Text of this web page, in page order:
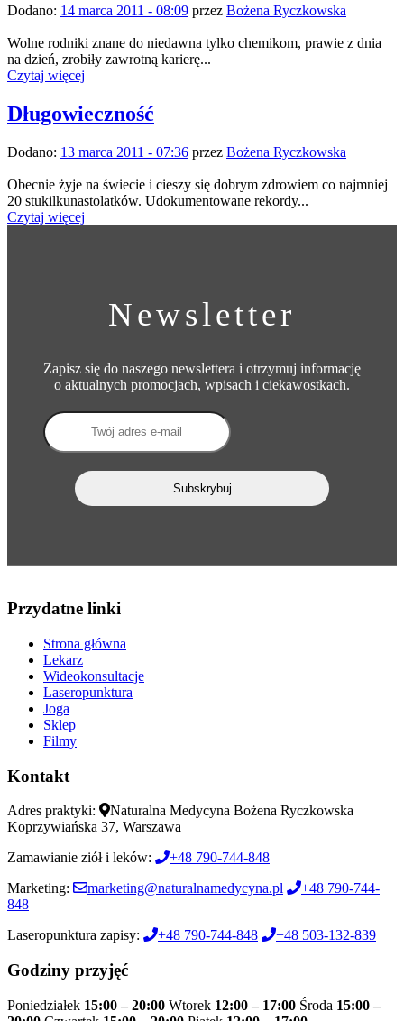
Dodano: 14 marca 2011 - 08:09 przez Bożena Ryczkowska
Wolne rodniki znane do niedawna tylko chemikom, prawie z dnia
na dzień, zrobiły zawrotną karierę...
Czytaj więcej
Długowieczność
Dodano: 13 marca 2011 - 07:36 przez Bożena Ryczkowska
Obecnie żyje na świecie i cieszy się dobrym zdrowiem co najmniej
20 stukilkunastolatków. Udokumentowane rekordy...
Czytaj więcej
Newsletter
Zapisz się do naszego newslettera i otrzymuj informację
o aktualnych promocjach, wpisach i ciekawostkach.
Przydatne linki
Strona główna
Lekarz
Wideokonsultacje
Laseropunktura
Joga
Sklep
Filmy
Kontakt
Adres praktyki:
Naturalna Medycyna Bożena Ryczkowska
Koprzywiańska 37, Warszawa
Zamawianie ziół i leków:
+48 790-744-848
Marketing:
marketing@naturalnamedycyna.pl
+48 790-744-
848
Laseropunktura zapisy:
+48 790-744-848 +48 503-132-839
Godziny przyjęć
Poniedziałek 15:00 – 20:00 Wtorek 12:00 – 17:00 Środa 15:00 –